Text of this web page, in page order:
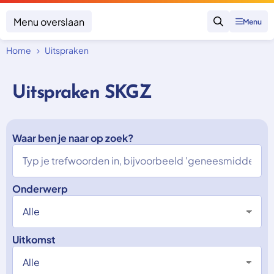
Menu overslaan
Zoeken
Menu
Onderwerpen
Zorgverzekering betalen
Vergoeding van zorg
Zorg in het buitenland
Nieuw in Nederland
Geen zorgverzekering
Uitspraken
Trainingen
Over SKGZ
Nieuws
Casussen
Vacatures
Home Uitspraken
Uitspraken SKGZ
Waar ben je naar op zoek?
Onderwerp
Uitkomst